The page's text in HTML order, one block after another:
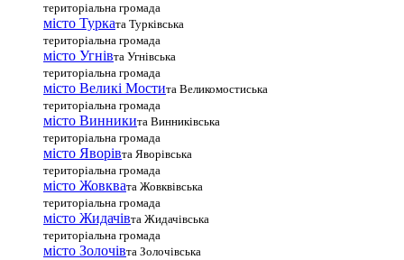
територіальна громада
місто Турката Турківська
територіальна громада
місто Угнівта Угнівська
територіальна громада
місто Великі Мостита Великомостиська
територіальна громада
місто Винникита Винниківська
територіальна громада
місто Яворівта Яворівська
територіальна громада
місто Жовквата Жовквівська
територіальна громада
місто Жидачівта Жидачівська
територіальна громада
місто Золочівта Золочівська